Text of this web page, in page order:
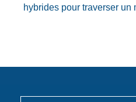
hybrides pour traverser un